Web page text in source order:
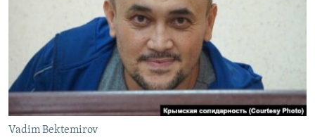
Русский
Українською
QOŞULIÑIZ!
Vadim Bektemirov